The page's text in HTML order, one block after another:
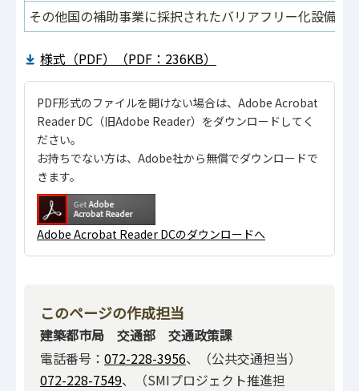
その他国の補助事業に採択されたバリアフリー化設備
様式（PDF）（PDF：236KB）
PDF形式のファイルを開けない場合は、Adobe Acrobat
Reader DC（旧Adobe Reader）をダウンロードしてく
ださい。
お持ちでない方は、Adobe社から無償でダウンロードで
きます。
Adobe Acrobat Reader DCのダウンロードへ
このページの作成担当
建築都市局 交通部 交通政策課
電話番号： 072-228-3956、（公共交通担当）
072-228-7549、（SMIプロジェクト推進担